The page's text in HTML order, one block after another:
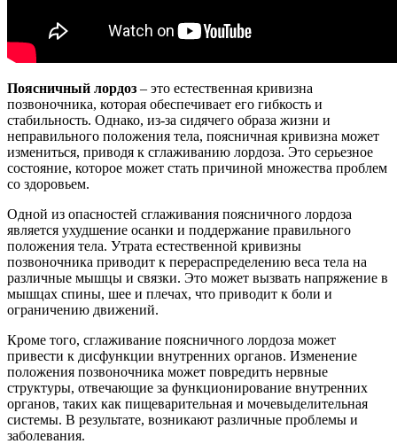
Поясничный лордоз – это естественная кривизна
позвоночника, которая обеспечивает его гибкость и
стабильность. Однако, из-за сидячего образа жизни и
неправильного положения тела, поясничная кривизна может
измениться, приводя к сглаживанию лордоза. Это серьезное
состояние, которое может стать причиной множества проблем
со здоровьем.
Одной из опасностей сглаживания поясничного лордоза
является ухудшение осанки и поддержание правильного
положения тела. Утрата естественной кривизны
позвоночника приводит к перераспределению веса тела на
различные мышцы и связки. Это может вызвать напряжение в
мышцах спины, шее и плечах, что приводит к боли и
ограничению движений.
Кроме того, сглаживание поясничного лордоза может
привести к дисфункции внутренних органов. Изменение
положения позвоночника может повредить нервные
структуры, отвечающие за функционирование внутренних
органов, таких как пищеварительная и мочевыделительная
системы. В результате, возникают различные проблемы и
заболевания.